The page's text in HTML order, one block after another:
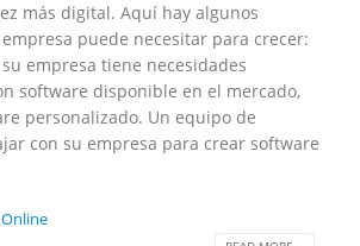
más digital. Aquí hay algunos
puede necesitar para crecer:
empresa tiene necesidades
software disponible en el mercado,
personalizado. Un equipo de
con su empresa para crear software